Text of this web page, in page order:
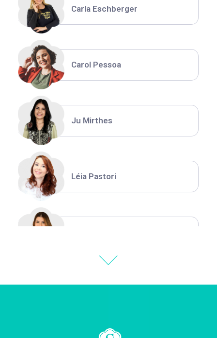
Carla Eschberger
Carol Pessoa
Ju Mirthes
Léia Pastori
Thiara Ney